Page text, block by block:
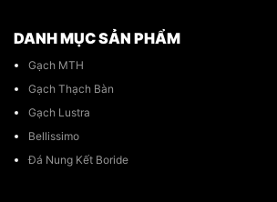
DANH MỤC SẢN PHẨM
Gạch MTH
Gạch Thạch Bàn
Gạch Lustra
Bellissimo
Đá Nung Kết Boride